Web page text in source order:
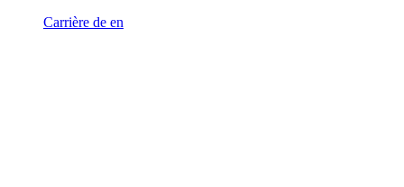
Carrière de en